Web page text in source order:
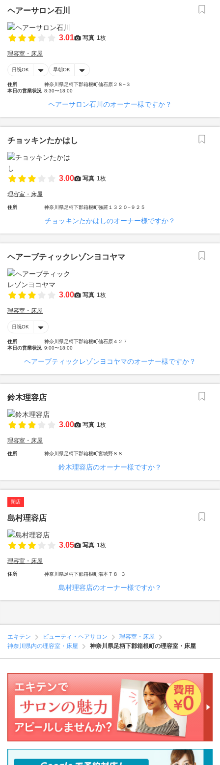
ヘアーサロン石川
3.01 写真 1枚
理容室・床屋
日祝OK 早朝OK
住所
神奈川県足柄下郡箱根町仙石原２８−３
本日の営業状況 8:30〜18:00
ヘアーサロン石川のオーナー様ですか？
チョッキンたかはし
3.00 写真 1枚
理容室・床屋
住所 神奈川県足柄下郡箱根町強羅１３２０−９２５
チョッキンたかはしのオーナー様ですか？
ヘアーブティックレゾンヨコヤマ
3.00 写真 1枚
理容室・床屋
日祝OK
住所
神奈川県足柄下郡箱根町仙石原４２７
本日の営業状況 9:00〜18:00
ヘアーブティックレゾンヨコヤマのオーナー様ですか？
鈴木理容店
3.00 写真 1枚
理容室・床屋
住所 神奈川県足柄下郡箱根町宮城野８８
鈴木理容店のオーナー様ですか？
閉店
島村理容店
3.05 写真 1枚
理容室・床屋
住所 神奈川県足柄下郡箱根町湯本７８−３
島村理容店のオーナー様ですか？
エキテン ビューティ・ヘアサロン
理容室・床屋
神奈川県内の理容室・床屋
神奈川県足柄下郡箱根町の理容室・床屋